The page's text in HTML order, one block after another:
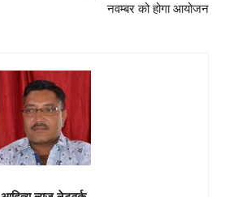
नवम्बर को होगा आयोजन